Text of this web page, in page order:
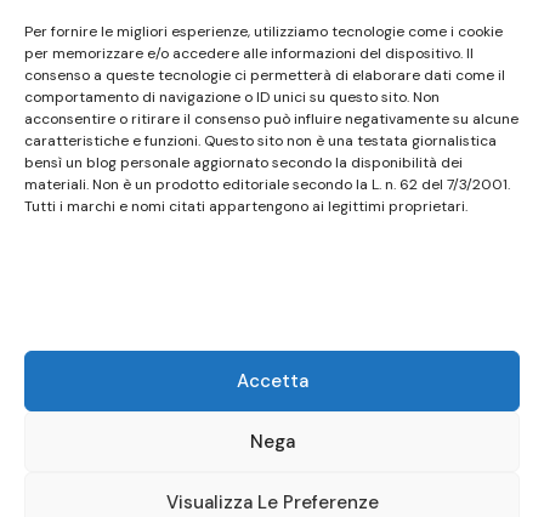
Per fornire le migliori esperienze, utilizziamo tecnologie come i cookie
per memorizzare e/o accedere alle informazioni del dispositivo. Il
consenso a queste tecnologie ci permetterà di elaborare dati come il
comportamento di navigazione o ID unici su questo sito. Non
acconsentire o ritirare il consenso può influire negativamente su alcune
caratteristiche e funzioni. Questo sito non è una testata giornalistica
bensì un blog personale aggiornato secondo la disponibilità dei
materiali. Non è un prodotto editoriale secondo la L. n. 62 del 7/3/2001.
Tutti i marchi e nomi citati appartengono ai legittimi proprietari.
Accetta
Nega
Visualizza Le Preferenze
non ha carattere periodico essendo aggiornato
secondo la disponibilità e la reperibilità dei materiali.
Pertanto non può essere considerato in alcun modo
un prodotto editoriale ai sensi della L. n. 62 del
7/3/2001. Tutti i marchi riportati appartengono ai
legittimi proprietari; marchi di terzi, nomi di prodotti,
Maggiori dettagli alla pagina: